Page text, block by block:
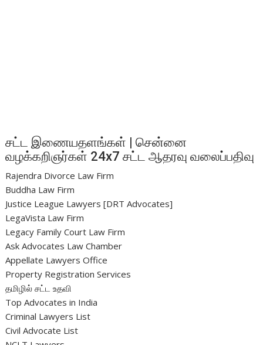
சட்ட இணையதளங்கள் | சென்னை
வழக்கறிஞர்கள் 24x7 சட்ட ஆதரவு வலைப்பதிவு
Rajendra Divorce Law Firm
Buddha Law Firm
Justice League Lawyers [DRT Advocates]
LegaVista Law Firm
Legacy Family Court Law Firm
Ask Advocates Law Chamber
Appellate Lawyers Office
Property Registration Services
தமிழில் சட்ட உதவி
Top Advocates in India
Criminal Lawyers List
Civil Advocate List